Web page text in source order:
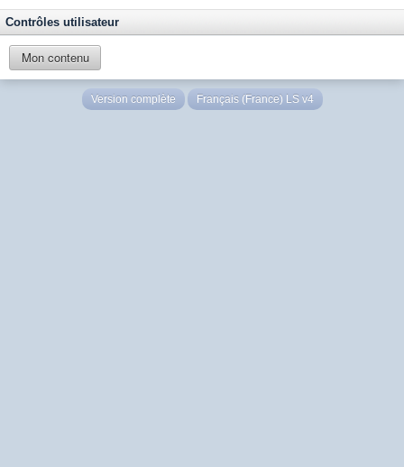
Contrôles utilisateur
Mon contenu
Version complète Français (France) LS v4